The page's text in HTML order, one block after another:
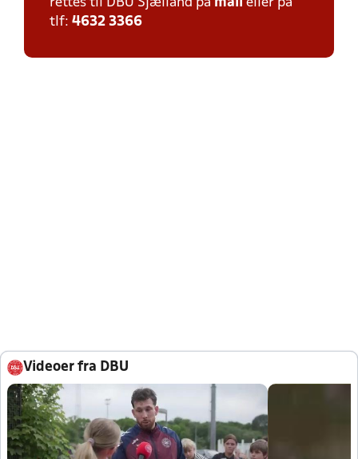
rettes til DBU Sjælland på mail eller på
tlf: 4632 3366
Videoer fra DBU